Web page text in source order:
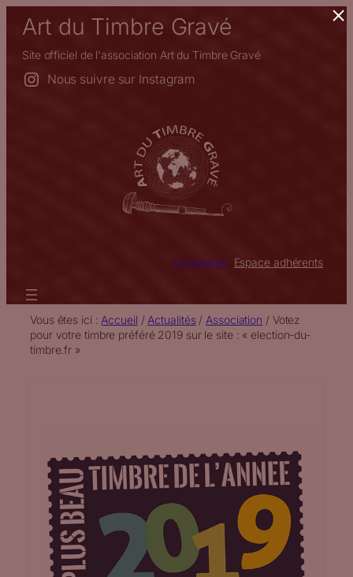
Aller
contenu
Art du Timbre Gravé
Site officiel de l'association Art du Timbre Gravé
Nous suivre sur Instagram
Connexion Espace adhérents
Vous êtes ici : Accueil / Actualités/ Association / Votez
pour votre timbre préféré 2019 sur le site : « election-du-
timbre.fr »
×